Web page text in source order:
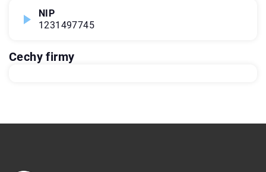
NIP
1231497745
Cechy firmy